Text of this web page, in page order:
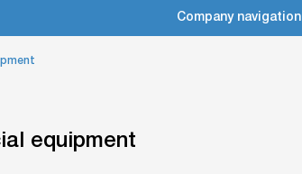
Company navigation
equipment